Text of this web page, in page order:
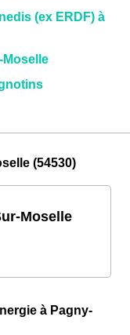
(ex ERDF) à
Moselle
(54530)
Moselle
à Pagny-